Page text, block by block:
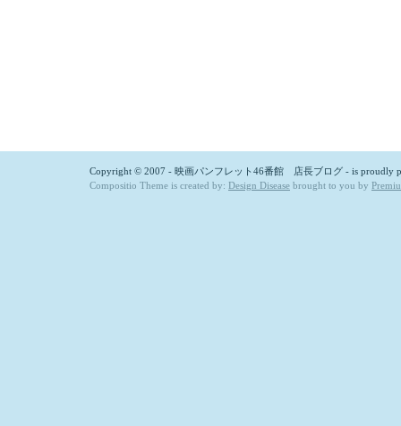
Copyright © 2007 - 映画パンフレット46番館 店長ブログ - is proudly
Compositio Theme is created by: Design Disease brought to you by